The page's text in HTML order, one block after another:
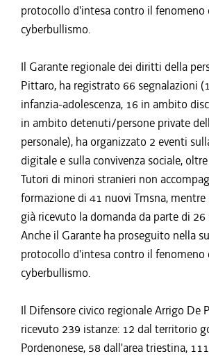
protocollo d'intesa contro il fenomeno
cyberbullismo.
Il Garante regionale dei diritti della
Pittaro, ha registrato 66 segnalazioni
infanzia-adolescenza, 16 in ambito
in ambito detenuti/persone private
personale), ha organizzato 2 eventi
digitale e sulla convivenza sociale,
Tutori di minori stranieri non
formazione di 41 nuovi Tmsna,
già ricevuto la domanda da parte di
Anche il Garante ha proseguito nella
protocollo d'intesa contro il fenomeno
cyberbullismo.
Il Difensore civico regionale Arrigo De
ricevuto 239 istanze: 12 dal territorio
Pordenonese, 58 dall'area triestina,